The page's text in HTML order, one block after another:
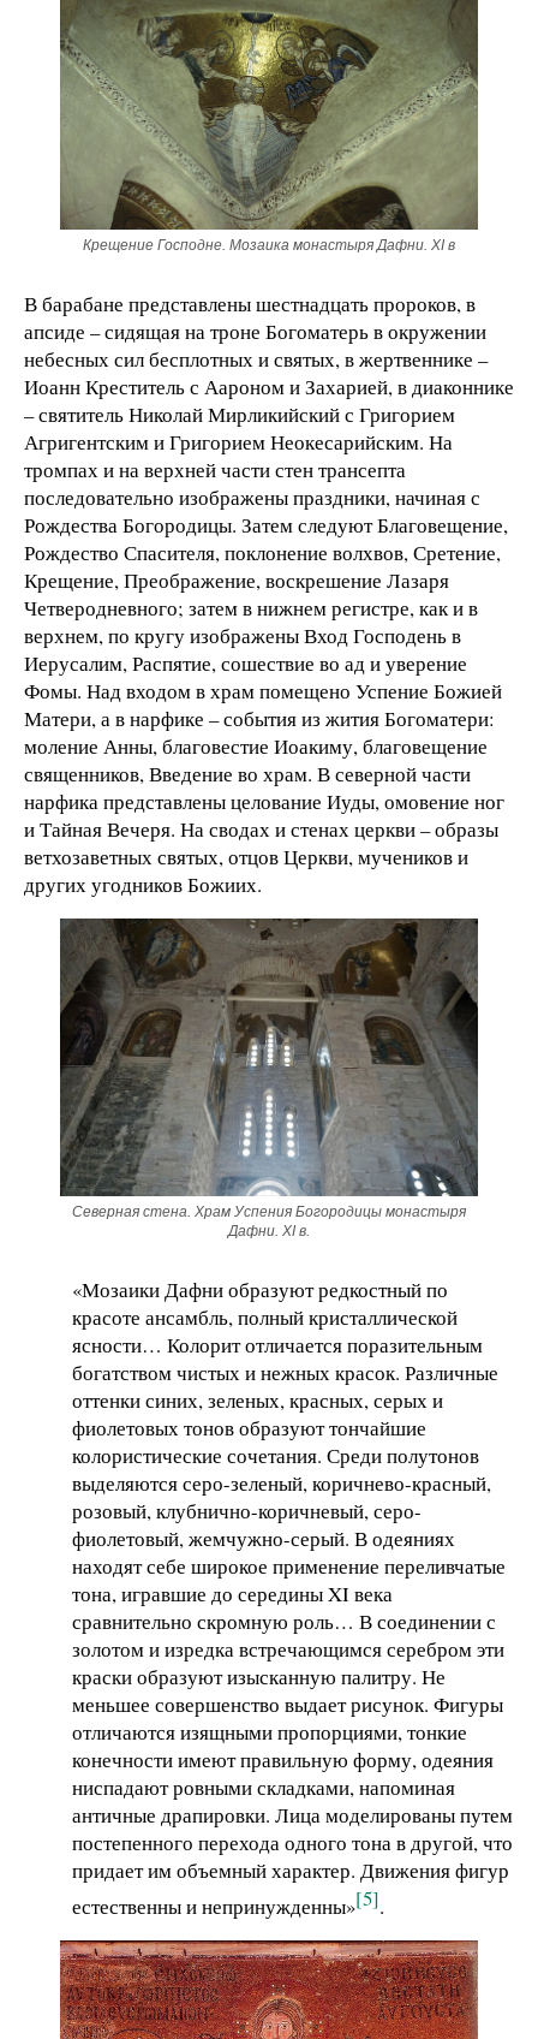
Крещение Господне. Мозаика монастыря Дафни. XI в
В барабане представлены шестнадцать пророков, в
апсиде – сидящая на троне Богоматерь в окружении
небесных сил бесплотных и святых, в жертвеннике –
Иоанн Креститель с Аароном и Захарией, в диаконнике
– святитель Николай Мирликийский с Григорием
Агригентским и Григорием Неокесарийским. На
тромпах и на верхней части стен трансепта
последовательно изображены праздники, начиная с
Рождества Богородицы. Затем следуют Благовещение,
Рождество Спасителя, поклонение волхвов, Сретение,
Крещение, Преображение, воскрешение Лазаря
Четверодневного; затем в нижнем регистре, как и в
верхнем, по кругу изображены Вход Господень в
Иерусалим, Распятие, сошествие во ад и уверение
Фомы. Над входом в храм помещено Успение Божией
Матери, а в нарфике – события из жития Богоматери:
моление Анны, благовестие Иоакиму, благовещение
священников, Введение во храм. В северной части
нарфика представлены целование Иуды, омовение ног
и Тайная Вечеря. На сводах и стенах церкви – образы
ветхозаветных святых, отцов Церкви, мучеников и
других угодников Божиих.
Северная стена. Храм Успения Богородицы монастыря
Дафни. XI в.
«Мозаики Дафни образуют редкостный по
красоте ансамбль, полный кристаллической
ясности… Колорит отличается поразительным
богатством чистых и нежных красок. Различные
оттенки синих, зеленых, красных, серых и
фиолетовых тонов образуют тончайшие
колористические сочетания. Среди полутонов
выделяются серо-зеленый, коричнево-красный,
розовый, клубнично-коричневый, серо-
фиолетовый, жемчужно-серый. В одеяниях
находят себе широкое применение переливчатые
тона, игравшие до середины XI века
сравнительно скромную роль… В соединении с
золотом и изредка встречающимся серебром эти
краски образуют изысканную палитру. Не
меньшее совершенство выдает рисунок. Фигуры
отличаются изящными пропорциями, тонкие
конечности имеют правильную форму, одеяния
ниспадают ровными складками, напоминая
античные драпировки. Лица моделированы путем
постепенного перехода одного тона в другой, что
придает им объемный характер. Движения фигур
естественны и непринужденны»[5].